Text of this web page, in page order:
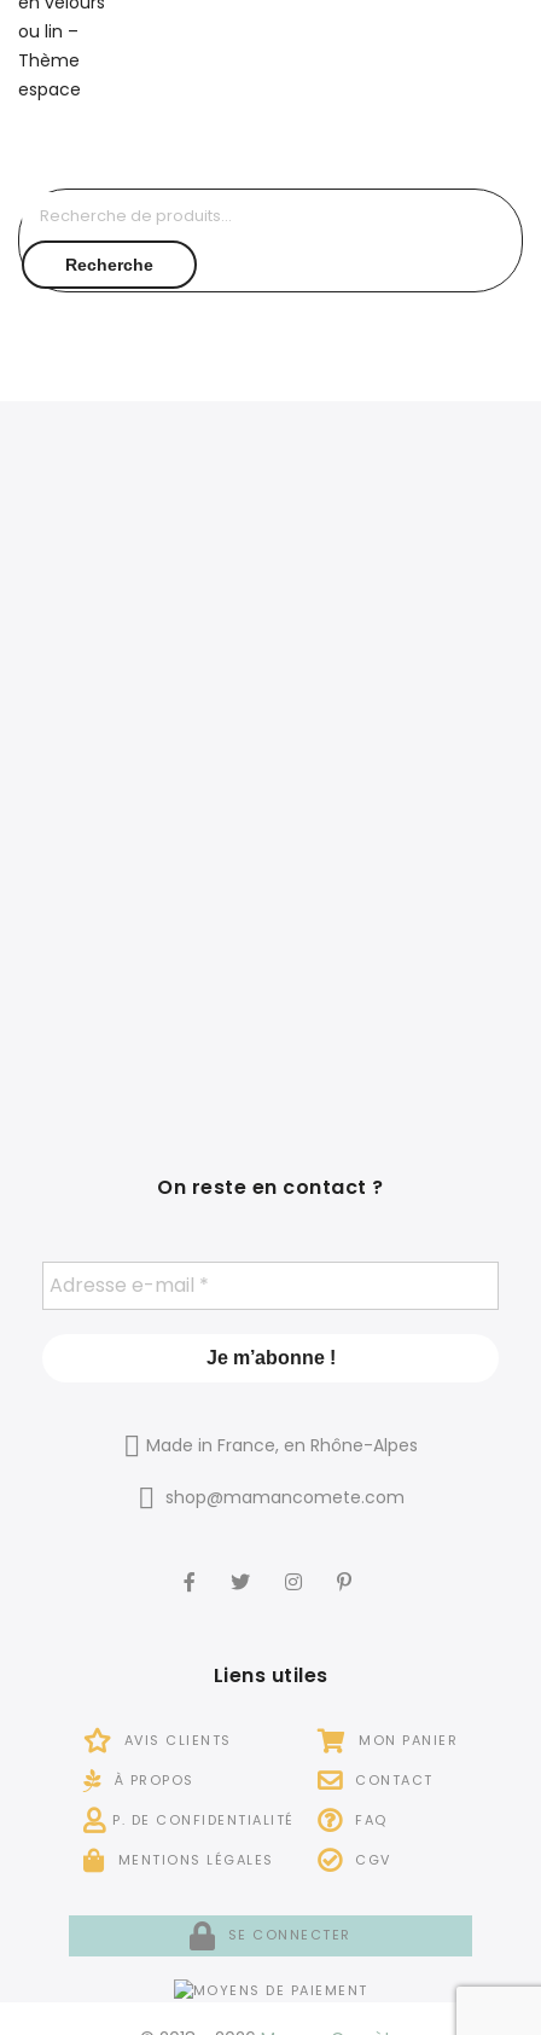
Recherche
On reste en contact ?
Made in France, en Rhône-Alpes
shop@mamancomete.com
Liens utiles
AVIS CLIENTS
À PROPOS
P. DE CONFIDENTIALITÉ
MENTIONS LÉGALES
MON PANIER
CONTACT
FAQ
CGV
SE CONNECTER